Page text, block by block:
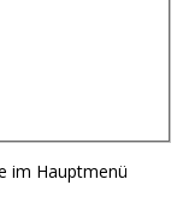
im Hauptmenü